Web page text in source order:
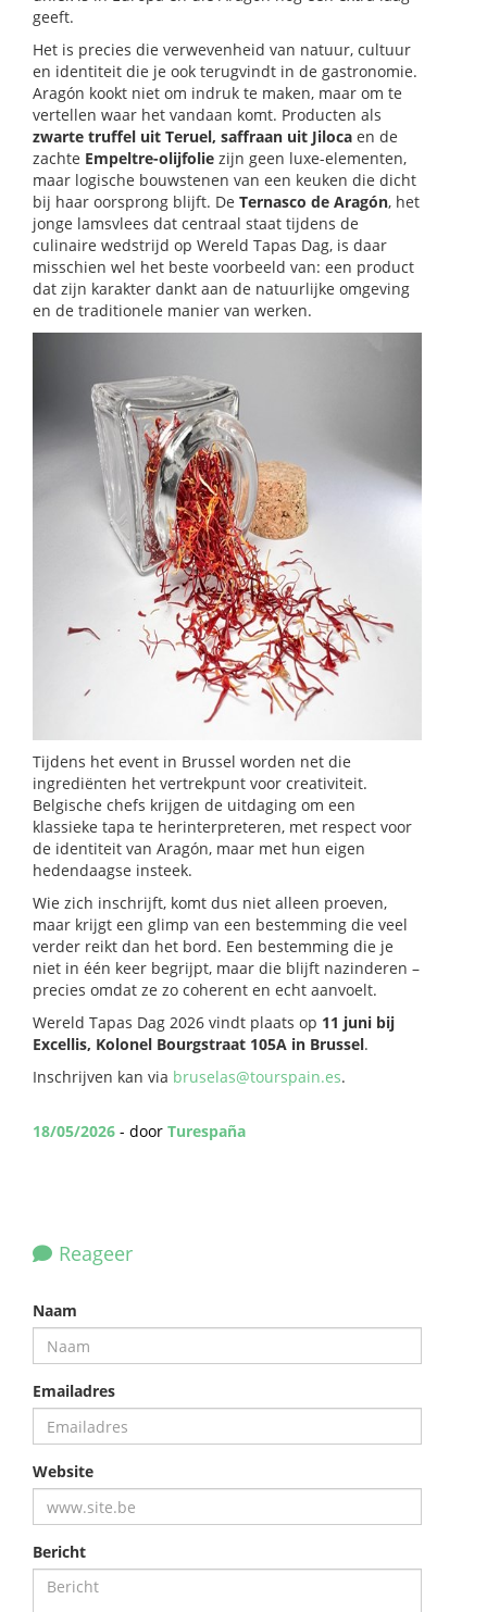
geeft.
Het is precies die verwevenheid van natuur, cultuur
en identiteit die je ook terugvindt in de gastronomie.
Aragón kookt niet om indruk te maken, maar om te
vertellen waar het vandaan komt. Producten als
zwarte truffel uit Teruel, saffraan uit Jiloca en de
zachte Empeltre-olijfolie zijn geen luxe-elementen,
maar logische bouwstenen van een keuken die dicht
bij haar oorsprong blijft. De Ternasco de Aragón, het
jonge lamsvlees dat centraal staat tijdens de
culinaire wedstrijd op Wereld Tapas Dag, is daar
misschien wel het beste voorbeeld van: een product
dat zijn karakter dankt aan de natuurlijke omgeving
en de traditionele manier van werken.
Tijdens het event in Brussel worden net die
ingrediënten het vertrekpunt voor creativiteit.
Belgische chefs krijgen de uitdaging om een
klassieke tapa te herinterpreteren, met respect voor
de identiteit van Aragón, maar met hun eigen
hedendaagse insteek.
Wie zich inschrijft, komt dus niet alleen proeven,
maar krijgt een glimp van een bestemming die veel
verder reikt dan het bord. Een bestemming die je
niet in één keer begrijpt, maar die blijft nazinderen –
precies omdat ze zo coherent en echt aanvoelt.
Wereld Tapas Dag 2026 vindt plaats op 11 juni bij
Excellis, Kolonel Bourgstraat 105A in Brussel.
Inschrijven kan via bruselas@tourspain.es.
18/05/2026 - door Turespaña
Reageer
Naam
Emailadres
Website
Bericht